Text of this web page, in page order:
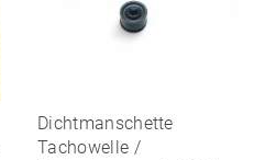
Dichtmanschette
Tachowelle /